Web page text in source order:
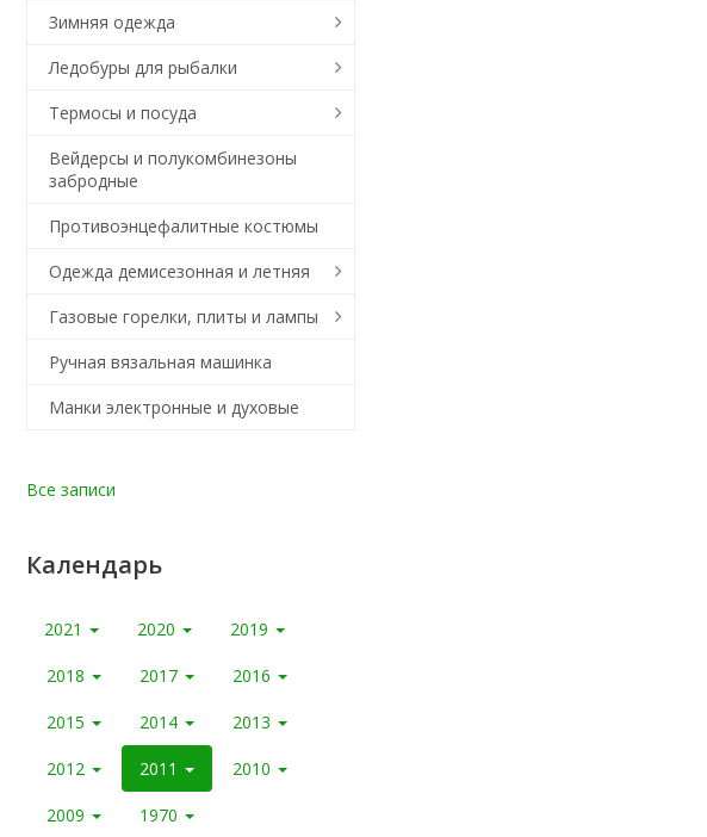
Зимняя одежда
Ледобуры для рыбалки
Термосы и посуда
Вейдерсы и полукомбинезоны
забродные
Противоэнцефалитные костюмы
Одежда демисезонная и летняя
Газовые горелки, плиты и лампы
Ручная вязальная машинка
Манки электронные и духовые
Все записи
Календарь
2021 2020 2019
2018 2017 2016
2015 2014 2013
2012 2011 2010
2009 1970